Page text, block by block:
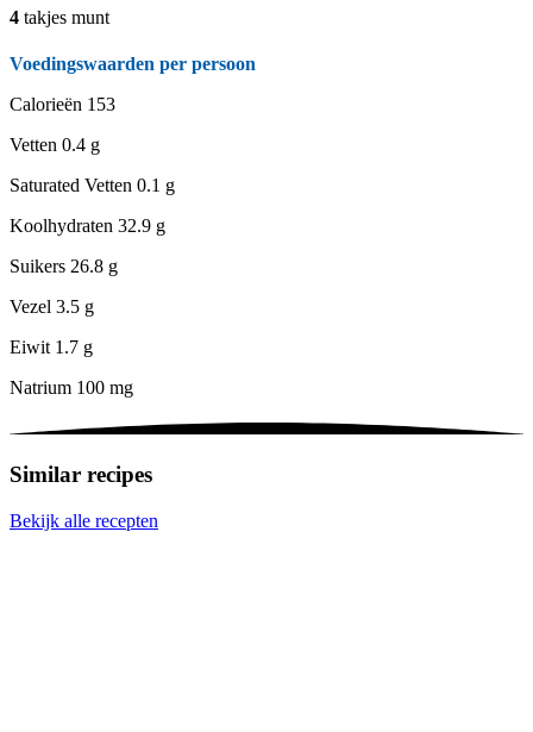
4 takjes munt
Voedingswaarden per persoon
Calorieën 153
Vetten 0.4 g
Saturated Vetten 0.1 g
Koolhydraten 32.9 g
Suikers 26.8 g
Vezel 3.5 g
Eiwit 1.7 g
Natrium 100 mg
Similar recipes
Bekijk alle recepten